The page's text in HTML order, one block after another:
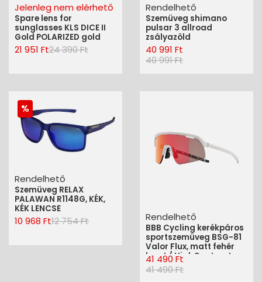
Jelenleg nem elérhető
Spare lens for
sunglasses KLS DICE II
Gold POLARIZED gold
21 951 Ft24 390 Ft
Rendelhető
Szemüveg shimano
pulsar 3 allroad
zsályazöld
40 991 Ft
40 991 Ft
Rendelhető
Szemüveg RELAX
PALAWAN R1148G, KÉK,
KÉK LENCSE
10 968 Ft12 754 Ft Rendelhető
BBB Cycling kerékpáros
sportszemüveg BSG-81
Valor Flux, matt fehér
keret / HighContrast
Flux MLC piros
lencsékkel
41 490 Ft
41 490 Ft